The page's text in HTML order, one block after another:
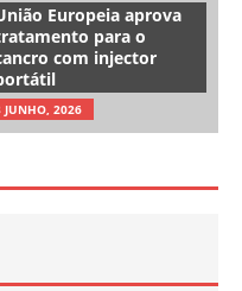
Europeia aprova
para o
com injector
JUNHO, 2026